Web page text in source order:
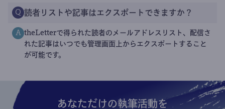
Q 読者リストや記事はエクスポートできますか？
A theLetterで得られた読者のメールアドレスリスト、配信さ
れた記事はいつでも管理画面上からエクスポートすること
が可能です。
あなただけの執筆活動を